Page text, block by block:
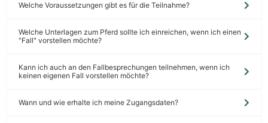
Welche Voraussetzungen gibt es für die Teilnahme?
Welche Unterlagen zum Pferd sollte ich einreichen, wenn ich einen
"Fall" vorstellen möchte?
Kann ich auch an den Fallbesprechungen teilnehmen, wenn ich
keinen eigenen Fall vorstellen möchte?
Wann und wie erhalte ich meine Zugangsdaten?